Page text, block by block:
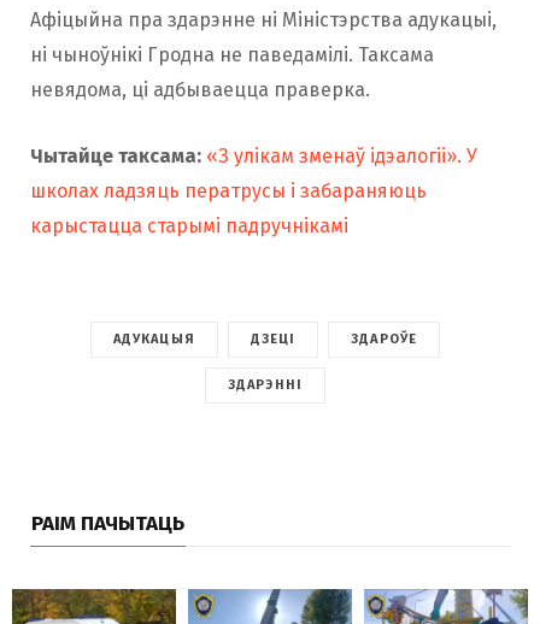
Афіцыйна пра здарэнне ні Міністэрства адукацыі,
ні чыноўнікі Гродна не паведамілі. Таксама
невядома, ці адбываецца праверка.
Чытайце таксама: «З улікам зменаў ідэалогіі». У
школах ладзяць ператрусы і забараняюць
карыстацца старымі падручнікамі
АДУКАЦЫЯ ДЗЕЦІ ЗДАРОЎЕ
ЗДАРЭННІ
РАІМ ПАЧЫТАЦЬ